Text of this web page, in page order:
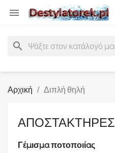

search
Αρχική Διπλή θηλή
ΑΠΟΣΤΑΚΤΉΡΕΣ
Γέμισμα ποτοποιίας